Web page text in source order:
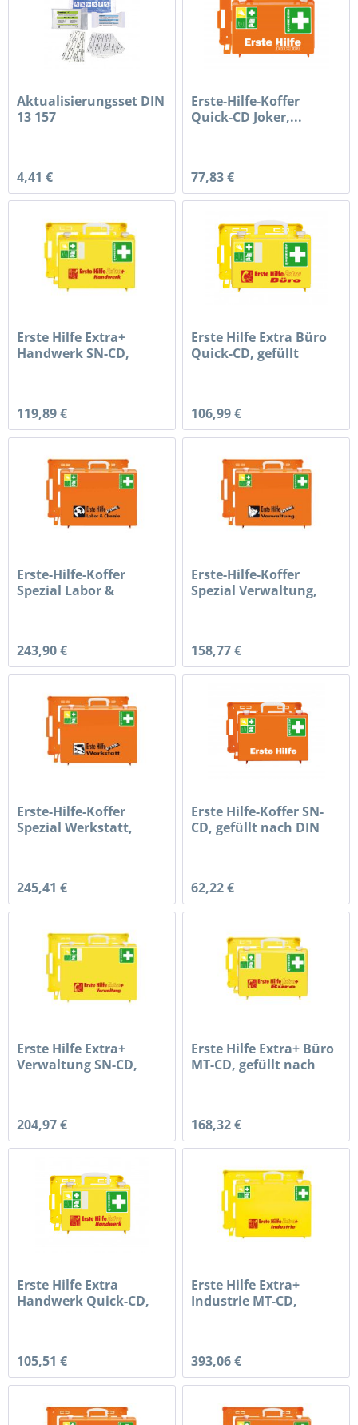
Aktualisierungsset DIN
13 157
4,41 €
Erste-Hilfe-Koffer
Quick-CD Joker,...
77,83 €
Erste Hilfe Extra+
Handwerk SN-CD,
119,89 €
Erste Hilfe Extra Büro
Quick-CD, gefüllt
106,99 €
Erste-Hilfe-Koffer
Spezial Labor &
243,90 €
Erste-Hilfe-Koffer
Spezial Verwaltung,
158,77 €
Erste-Hilfe-Koffer
Spezial Werkstatt,
245,41 €
Erste Hilfe-Koffer SN-
CD, gefüllt nach DIN
62,22 €
Erste Hilfe Extra+
Verwaltung SN-CD,
204,97 €
Erste Hilfe Extra+ Büro
MT-CD, gefüllt nach
168,32 €
Erste Hilfe Extra
Handwerk Quick-CD,
105,51 €
Erste Hilfe Extra+
Industrie MT-CD,
393,06 €